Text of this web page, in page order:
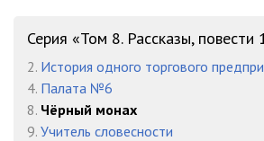
02-09
Серия «Том 8. Рассказы,
2. История одного торгового
4. Палата №6
8. Чёрный монах
9. Учитель словесности